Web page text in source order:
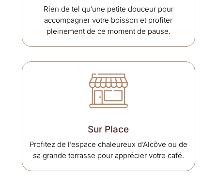
Rien de tel qu’une petite douceur pour
accompagner votre boisson et profiter
pleinement de ce moment de pause.
Sur Place
Profitez de l’espace chaleureux d’Alcôve ou de
sa grande terrasse pour apprécier votre café.